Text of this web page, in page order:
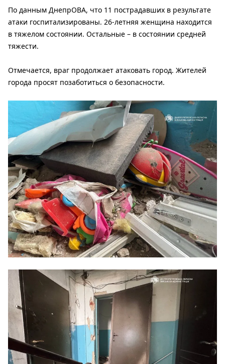
По данным ДнепрОВА, что 11 пострадавших в результате
атаки госпитализированы. 26-летняя женщина находится
в тяжелом состоянии. Остальные – в состоянии средней
тяжести.
Отмечается, враг продолжает атаковать город. Жителей
города просят позаботиться о безопасности.